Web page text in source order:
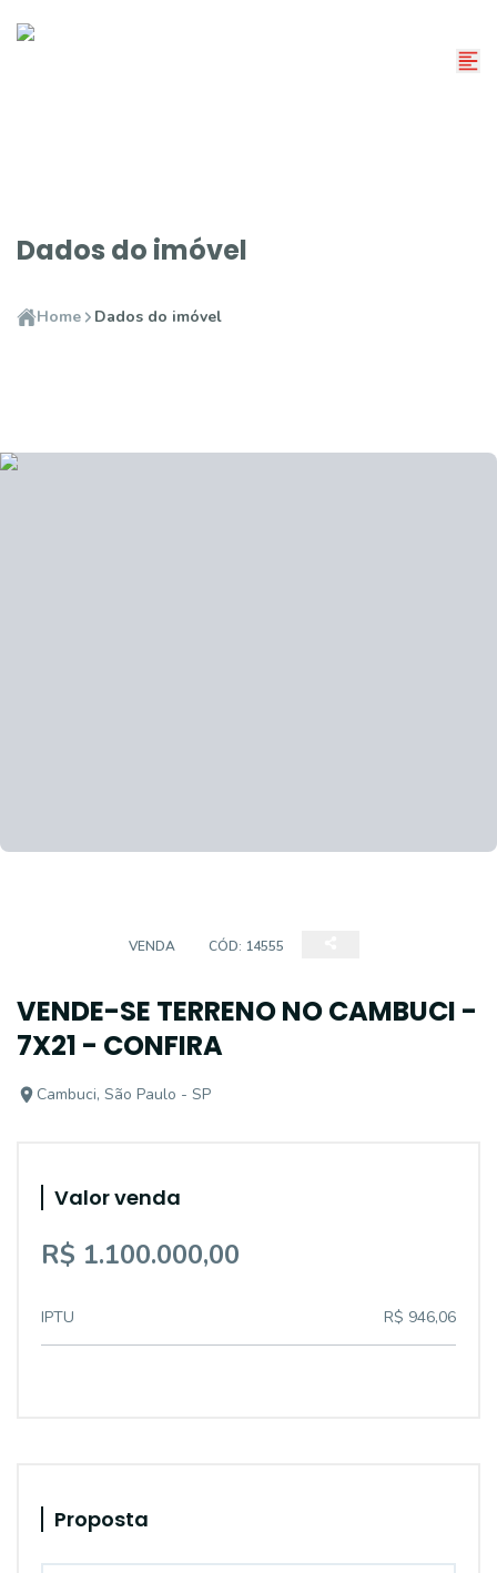
Dados do imóvel
Home Dados do imóvel
VENDA CÓD: 14555
VENDE-SE TERRENO NO CAMBUCI -
7X21 - CONFIRA
Cambuci, São Paulo - SP
Valor venda
R$ 1.100.000,00
IPTU R$ 946,06
Proposta